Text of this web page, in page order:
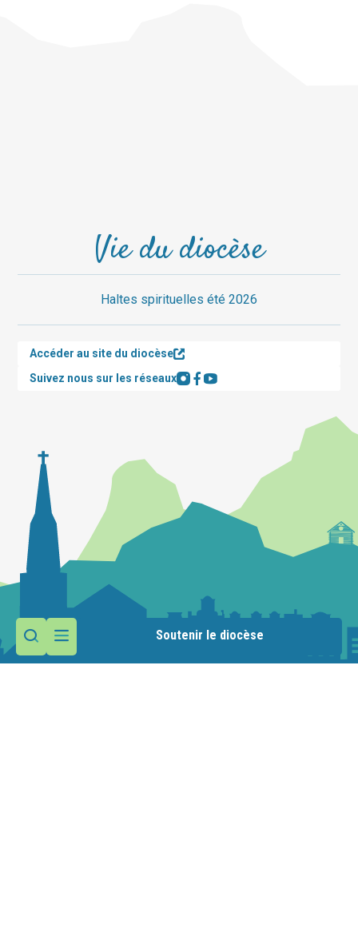
Soutenir le diocèse
Vie du diocèse
Haltes spirituelles été 2026
Accéder au site du diocèse
Suivez nous sur les réseaux